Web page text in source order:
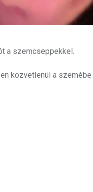
a szemcseppekkel.
közvetlenül a